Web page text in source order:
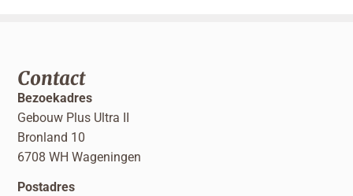
Contact
Bezoekadres
Gebouw Plus Ultra II
Bronland 10
6708 WH Wageningen
Postadres